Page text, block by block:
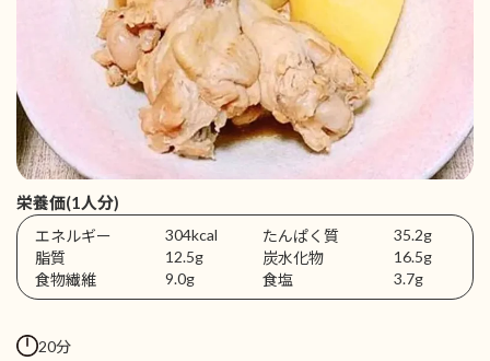
栄養価(1人分)
エネルギー 304kcal たんぱく質
35.2g
脂質
12.5g 炭水化物
16.5g
食物繊維
9.0g 食塩 3.7g
20分